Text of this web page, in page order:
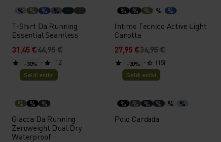
% % % %
T-Shirt Da Running
Essential Seamless
31,45 €44,95 €
(12)
% % % % %
Intimo Tecnico Active Light
Canotta
27,95 €34,95 €
(15)
-30%
Saldi estivi
% % %
Giacca Da Running
Zeroweight Dual Dry
Waterproof
-30%
Saldi estivi
% % % % % %
Polo Cardada